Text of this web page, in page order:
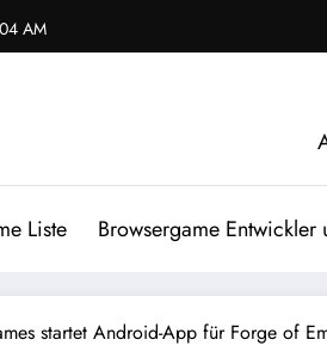
AM
Liste Browsergame Entwickler
startet Android-App für Forge of